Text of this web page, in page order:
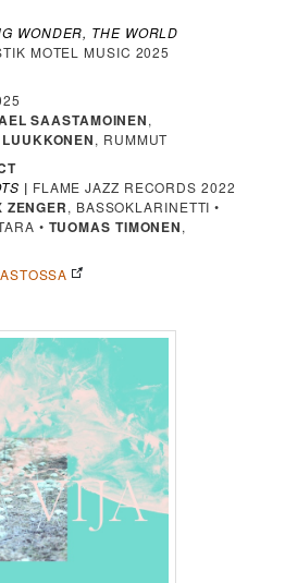
WONDER, THE WORLD
MOTEL MUSIC 2025
SAASTAMOINEN,
, RUMMUT
| FLAME JAZZ RECORDS 2022
ZENGER, BASSOKLARINETTI •
• TUOMAS TIMONEN,